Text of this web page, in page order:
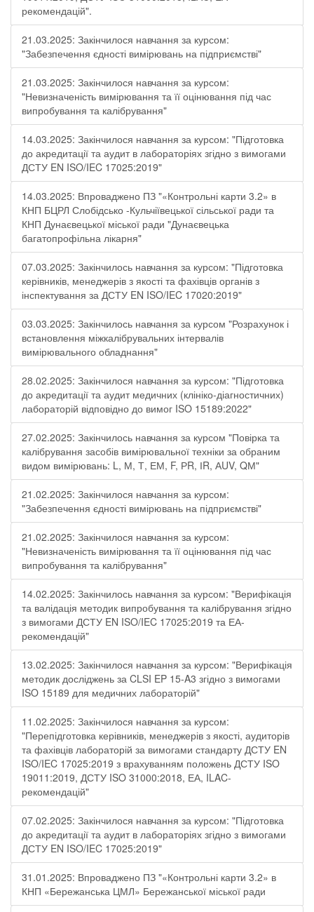
рекомендацій".
21.03.2025: Закінчилося навчання за курсом:
"Забезпечення єдності вимірювань на підприємстві"
21.03.2025: Закінчилося навчання за курсом:
"Невизначеність вимірювання та її оцінювання під час
випробування та калібрування"
14.03.2025: Закінчилося навчання за курсом: "Підготовка
до акредитації та аудит в лабораторіях згідно з вимогами
ДСТУ EN ISO/IEC 17025:2019"
14.03.2025: Впроваджено ПЗ "«Контрольні карти 3.2» в
КНП БЦРЛ Слобідсько -Кульчіївецької сільської ради та
КНП Дунаєвецької міської ради "Дунаєвецька
багатопрофільна лікарня"
07.03.2025: Закінчилось навчання за курсом: "Підготовка
керівників, менеджерів з якості та фахівців органів з
інспектування за ДСТУ EN ISO/IEC 17020:2019"
03.03.2025: Закінчилось навчання за курсом "Розрахунок і
встановлення міжкалібрувальних інтервалів
вимірювального обладнання"
28.02.2025: Закінчилося навчання за курсом: "Підготовка
до акредитації та аудит медичних (клініко-діагностичних)
лабораторій відповідно до вимог ISO 15189:2022"
27.02.2025: Закінчилось навчання за курсом "Повірка та
калібрування засобів вимірювальної техніки за обраним
видом вимірювань: L, М, Т, ЕМ, F, РR, ІR, АUV, QМ"
21.02.2025: Закінчилося навчання за курсом:
"Забезпечення єдності вимірювань на підприємстві"
21.02.2025: Закінчилося навчання за курсом:
"Невизначеність вимірювання та її оцінювання під час
випробування та калібрування"
14.02.2025: Закінчилось навчання за курсом: "Верифікація
та валідація методик випробування та калібрування згідно
з вимогами ДСТУ EN ISO/IEC 17025:2019 та ЕА-
рекомендацій"
13.02.2025: Закінчилося навчання за курсом: "Верифікація
методик досліджень за CLSI EP 15-A3 згідно з вимогами
ISO 15189 для медичних лабораторій"
11.02.2025: Закінчилося навчання за курсом:
"Перепідготовка керівників, менеджерів з якості, аудиторів
та фахівців лабораторій за вимогами стандарту ДСТУ EN
ISO/IEC 17025:2019 з врахуванням положень ДСТУ ISO
19011:2019, ДСТУ ISO 31000:2018, ЕА, ILAC-
рекомендацій"
07.02.2025: Закінчилося навчання за курсом: "Підготовка
до акредитації та аудит в лабораторіях згідно з вимогами
ДСТУ EN ISO/IEC 17025:2019"
31.01.2025: Впроваджено ПЗ "«Контрольні карти 3.2» в
КНП «Бережанська ЦМЛ» Бережанської міської ради